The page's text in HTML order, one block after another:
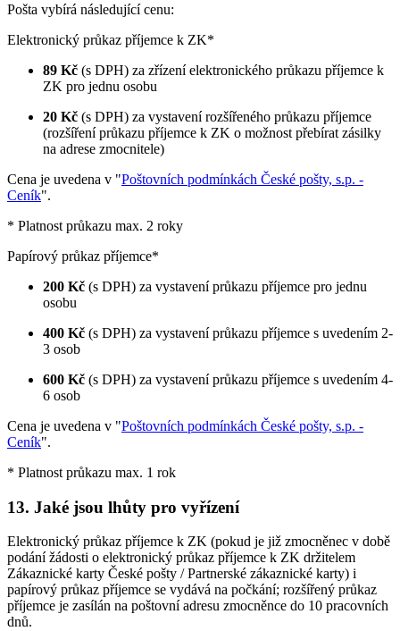
Pošta vybírá následující cenu:
Elektronický průkaz příjemce k ZK*
89 Kč (s DPH) za zřízení elektronického průkazu příjemce k
ZK pro jednu osobu
20 Kč (s DPH) za vystavení rozšířeného průkazu příjemce
(rozšíření průkazu příjemce k ZK o možnost přebírat zásilky
na adrese zmocnitele)
Cena je uvedena v "Poštovních podmínkách České pošty, s.p. -
Ceník".
* Platnost průkazu max. 2 roky
Papírový průkaz příjemce*
200 Kč (s DPH) za vystavení průkazu příjemce pro jednu
osobu
400 Kč (s DPH) za vystavení průkazu příjemce s uvedením 2-
3 osob
600 Kč (s DPH) za vystavení průkazu příjemce s uvedením 4-
6 osob
Cena je uvedena v "Poštovních podmínkách České pošty, s.p. -
Ceník".
* Platnost průkazu max. 1 rok
13. Jaké jsou lhůty pro vyřízení
Elektronický průkaz příjemce k ZK (pokud je již zmocněnec v době
podání žádosti o elektronický průkaz příjemce k ZK držitelem
Zákaznické karty České pošty / Partnerské zákaznické karty) i
papírový průkaz příjemce se vydává na počkání; rozšířený průkaz
příjemce je zasílán na poštovní adresu zmocněnce do 10 pracovních
dnů.